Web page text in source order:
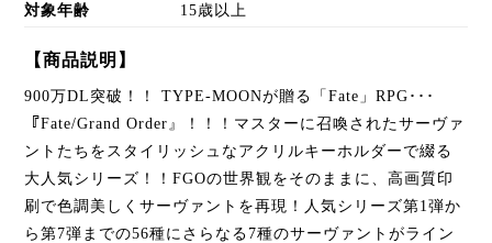
対象年齢 15歳以上
【商品説明】
900万DL突破！！ TYPE-MOONが贈る「Fate」RPG･･･
『Fate/Grand Order』！！！マスターに召喚されたサーヴァ
ントたちをスタイリッシュなアクリルキーホルダーで綴る
大人気シリーズ！！FGOの世界観をそのままに、高画質印
刷で色調美しくサーヴァントを再現！人気シリーズ第1弾か
ら第7弾までの56種にさらなる7種のサーヴァントがライン